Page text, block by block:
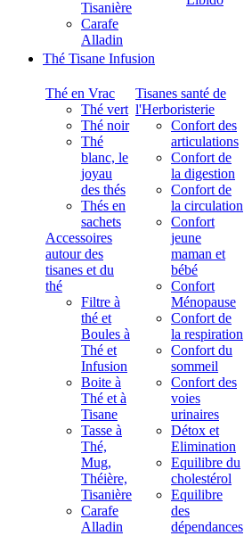
Tisanière
Carafe
Alladin
Thé Tisane Infusion
Thé en Vrac
Thé vert
Thé noir
Thé
blanc, le
joyau
des thés
Thés en
sachets
Accessoires
autour des
tisanes et du
thé
Filtre à
thé et
Boules à
Thé et
Infusion
Boite à
Thé et à
Tisane
Tasse à
Thé,
Mug,
Théière,
Tisanière
Carafe
Alladin
Tisanes santé de
l'Herboristerie
Confort des
articulations
Confort de
la digestion
Confort de
la circulation
Confort
jeune
maman et
bébé
Confort
Ménopause
Confort de
la respiration
Confort du
sommeil
Confort des
voies
urinaires
Détox et
Elimination
Equilibre du
cholestérol
Equilibre
des
dépendances